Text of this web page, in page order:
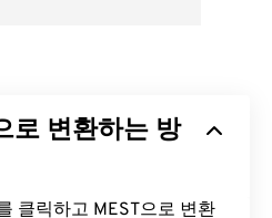
로 변환하는 방
클릭하고 MEST으로 변환